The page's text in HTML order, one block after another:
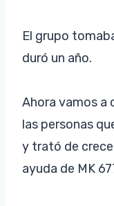
El grupo
duró un año.
Ahora vamos a
las personas
y trató de
ayuda de MK